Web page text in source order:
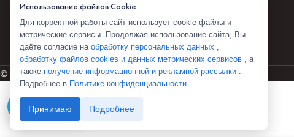
© 2026 Комбоскини 1922
Telegram
Использование файлов Cookie
Для корректной работы сайт использует cookie-файлы и
метрические сервисы. Продолжая использование сайта, Вы
даёте согласие на обработку персональных данных ,
обработку файлов cookies и данных метрических сервисов , а
также получение информационной и рекламной рассылки .
Подробнее в Политике конфиденциальности .
Принимаю Подробнее